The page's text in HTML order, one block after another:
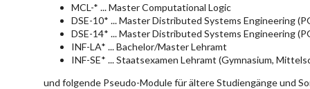
MCL-* ... Master Computational Logic
DSE-10* ... Master Distributed Systems Engineering
DSE-14* ... Master Distributed Systems Engineering
INF-LA* ... Bachelor/Master Lehramt
INF-SE* ... Staatsexamen Lehramt (Gymnasium,
und folgende Pseudo-Module für ältere Studiengänge und